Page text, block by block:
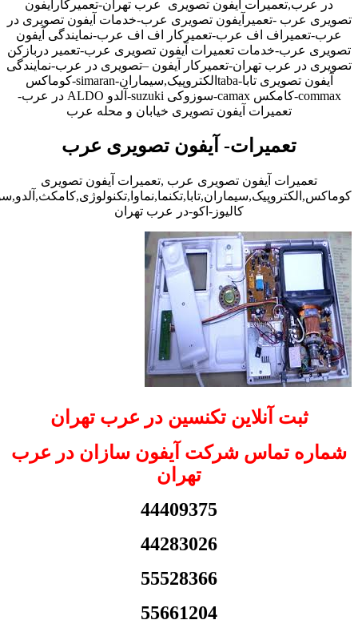
در عرب,تعمیرات آیفون تصویری عرب تهران-تعمیرکارآیفون
تصویری عرب -تعمیرآیفون تصویری عرب-خدمات آیفون تصویری در
عرب-تعمیراف اف عرب-تعمیرکار اف اف عرب-نمایندگی آیفون
تصویری عرب-خدمات تعمیرات آیفون تصویری عرب-تعمیر دربازکن
تصویری در عرب تهران-تعمیرکار آیفون –تصویری در عرب-نمایندگی
آیفون تصویری تابا-tabaالکتروپیک,سیماران-simaran-کوماکس
commax-کامکس camax-سوزوکی suzuki-آلدو ALDO در عرب-
تعمیرات آیفون تصویری خیابان و محله عرب
تعمیرات- آیفون تصویری عرب
تعمیرات آیفون تصویری عرب ,تعمیرات آیفون تصویری
کالیوز-اکو-در عرب تهران
ثبت آنلاین تکنسین در عرب تهران
شماره تماس شرکت آیفون سازان در عرب
تهران
44409375
44283026
55528366
55661204